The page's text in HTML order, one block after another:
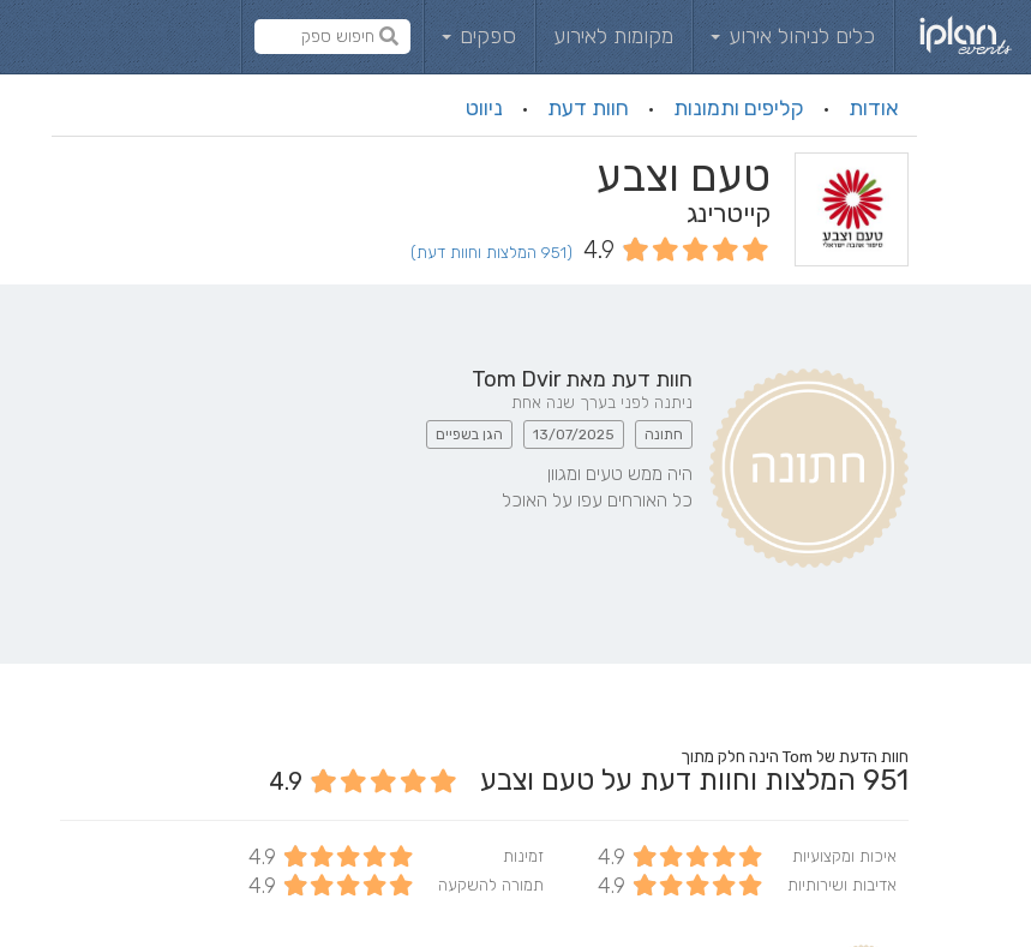
כלים לניהול אירוע מקומות לאירוע ספקים
אודות · קליפים ותמונות · חוות דעת · ניווט
טעם וצבע
קייטרינג
4.9 (951 המלצות וחוות דעת)
חוות דעת מאתTom Dvir
ניתנה לפני בערך שנה אחת
חתונה 13/07/2025 הגן בשפיים
כל האורחים עפו על האוכל
חוות הדעת של Tom הינה חלק מתוך
951 המלצות וחוות דעת על טעם וצבע 4.9
איכות ומקצועיות 4.9 זמינות 4.9
אדיבות ושירותיות 4.9 תמורה להשקעה 4.9